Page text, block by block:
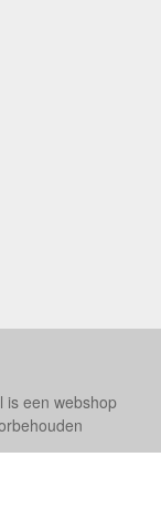
is een webshop